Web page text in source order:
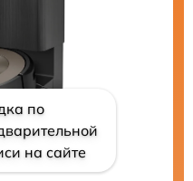
по
на сайте